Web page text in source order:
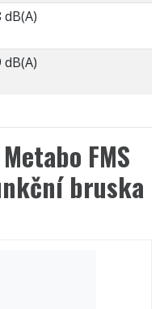
dB(A)
dB(A)
Metabo FMS
bruska